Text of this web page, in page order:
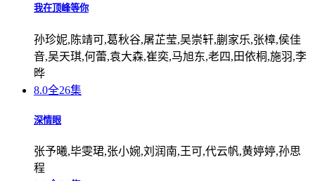
我在顶峰等你
孙珍妮,陈靖可,葛秋谷,屠芷莹,吴崇轩,蒯家乐,张樟,侯佳
音,吴天琪,何蕾,袁大森,崔奕,马旭东,老四,田依桐,施羽,李
晔
8.0全26集
深情眼
张予曦,毕雯珺,张小婉,刘润南,王可,代云帆,黄婷婷,孙思
程